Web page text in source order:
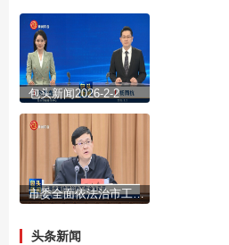
包头新闻2026-2-2
市委全面依法治市工作会议召开
头条新闻